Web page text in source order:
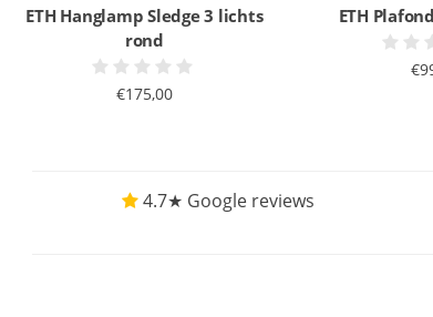
ETH Hanglamp Sledge 3 lichts
rond
€175,00
ETH
4.7★ Google reviews